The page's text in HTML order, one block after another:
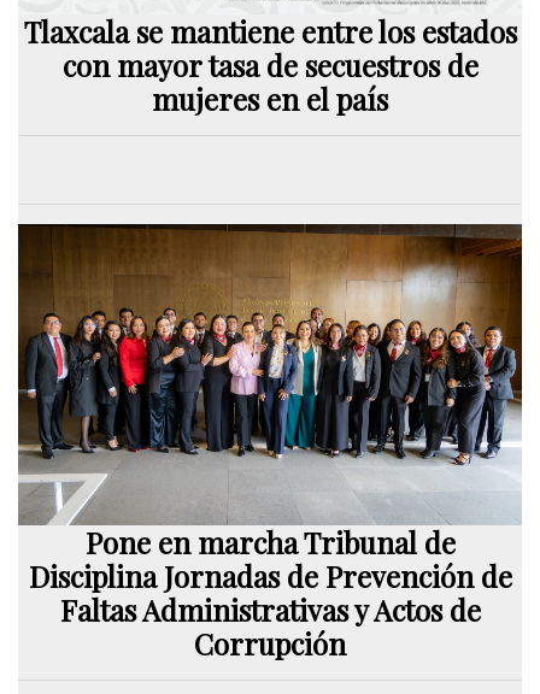
Tlaxcala se mantiene entre los estados
con mayor tasa de secuestros de
mujeres en el país
Pone en marcha Tribunal de
Disciplina Jornadas de Prevención de
Faltas Administrativas y Actos de
Corrupción